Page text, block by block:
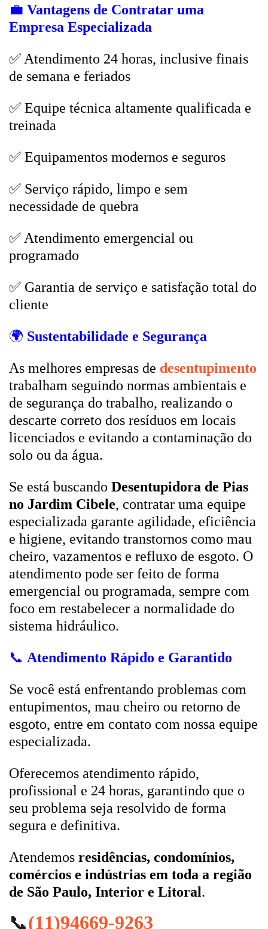
💼 Vantagens de Contratar uma
Empresa Especializada
✅ Atendimento 24 horas, inclusive finais
de semana e feriados
✅ Equipe técnica altamente qualificada e
treinada
✅ Equipamentos modernos e seguros
✅ Serviço rápido, limpo e sem
necessidade de quebra
✅ Atendimento emergencial ou
programado
✅ Garantia de serviço e satisfação total do
cliente
🌍 Sustentabilidade e Segurança
As melhores empresas de desentupimento
trabalham seguindo normas ambientais e
de segurança do trabalho, realizando o
descarte correto dos resíduos em locais
licenciados e evitando a contaminação do
solo ou da água.
Se está buscando Desentupidora de Pias
no Jardim Cibele, contratar uma equipe
especializada garante agilidade, eficiência
e higiene, evitando transtornos como mau
cheiro, vazamentos e refluxo de esgoto. O
atendimento pode ser feito de forma
emergencial ou programada, sempre com
foco em restabelecer a normalidade do
sistema hidráulico.
📞 Atendimento Rápido e Garantido
Se você está enfrentando problemas com
entupimentos, mau cheiro ou retorno de
esgoto, entre em contato com nossa equipe
especializada.
Oferecemos atendimento rápido,
profissional e 24 horas, garantindo que o
seu problema seja resolvido de forma
segura e definitiva.
Atendemos residências, condomínios,
comércios e indústrias em toda a região
de São Paulo, Interior e Litoral.
📞(11)94669-9263